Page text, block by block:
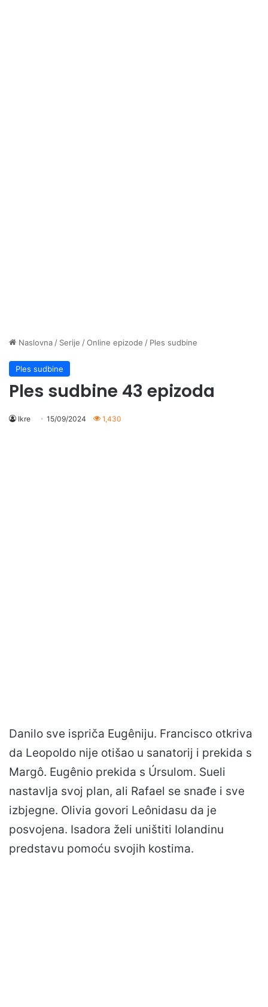
Naslovna / Serije /Online epizode / Ples sudbine
Ples sudbine
Ples sudbine 43 epizoda
Ikre 15/09/2024 1,430
Danilo sve ispriča Eugêniju. Francisco otkriva
da Leopoldo nije otišao u sanatorij i prekida s
Margô. Eugênio prekida s Úrsulom. Sueli
nastavlja svoj plan, ali Rafael se snađe i sve
izbjegne. Olivia govori Leônidasu da je
posvojena. Isadora želi uništiti Iolandinu
predstavu pomoću svojih kostima.